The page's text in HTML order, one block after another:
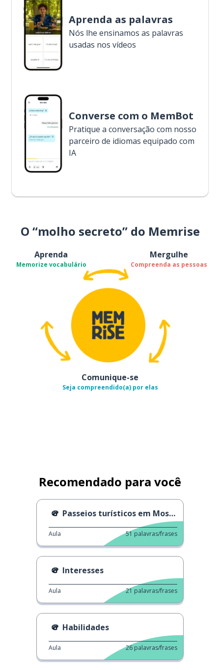
Aprenda as palavras
Nós lhe ensinamos as palavras
usadas nos vídeos
Converse com o MemBot
Pratique a conversação com nosso
parceiro de idiomas equipado com
IA
O “molho secreto” do Memrise
Aprenda
Memorize vocabulário
Mergulhe
Compreenda as pessoas
Comunique-se
Seja compreendido(a) por elas
Recomendado para você
Passeios turísticos em Moscou
Aula 51 palavras/frases
Interesses
Aula 21 palavras/frases
Habilidades
Aula 26 palavras/frases